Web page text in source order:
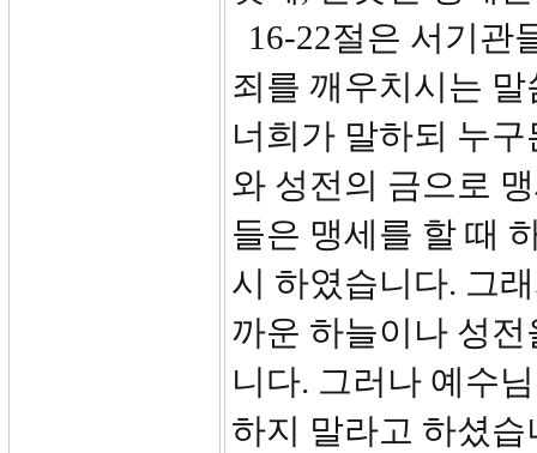
16-22절은 서기관
죄를 깨우치시는
너희가 말하되 누
와 성전의 금으로
들은 맹세를 할 때
시 하였습니다. 그
까운 하늘이나 성
니다. 그러나 예수
하지 말라고 하셨